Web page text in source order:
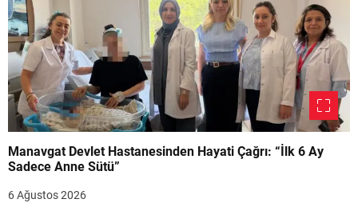
Manavgat Devlet Hastanesinden Hayati Çağrı: “İlk 6 Ay
Sadece Anne Sütü”
6 Ağustos 2026